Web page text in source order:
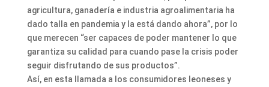
agricultura, ganadería e industria agroalimentaria ha
dado talla en pandemia y la está dando ahora”, por lo
que merecen “ser capaces de poder mantener lo que
garantiza su calidad para cuando pase la crisis poder
seguir disfrutando de sus productos”.
Así, en esta llamada a los consumidores leoneses y